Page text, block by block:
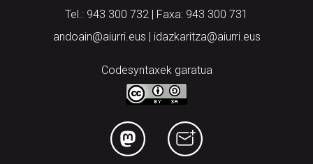
Tel.: 943 300 732 | Faxa: 943 300 731
andoain@aiurri.eus | idazkaritza@aiurri.eus
Codesyntaxek garatua